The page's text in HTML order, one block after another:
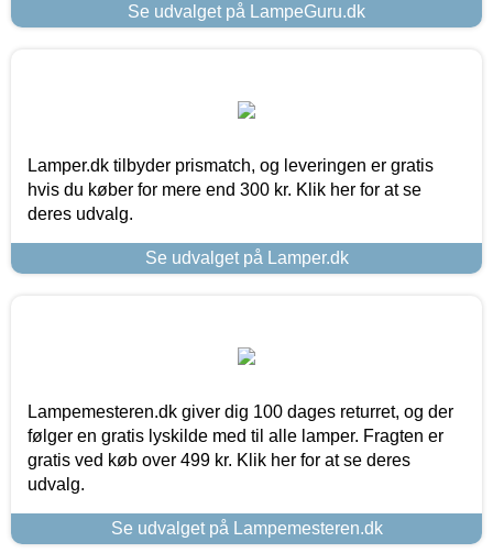
Se udvalget på LampeGuru.dk
Lamper.dk tilbyder prismatch, og leveringen er gratis
hvis du køber for mere end 300 kr. Klik her for at se
deres udvalg.
Se udvalget på Lamper.dk
Lampemesteren.dk giver dig 100 dages returret, og der
følger en gratis lyskilde med til alle lamper. Fragten er
gratis ved køb over 499 kr. Klik her for at se deres
udvalg.
Se udvalget på Lampemesteren.dk